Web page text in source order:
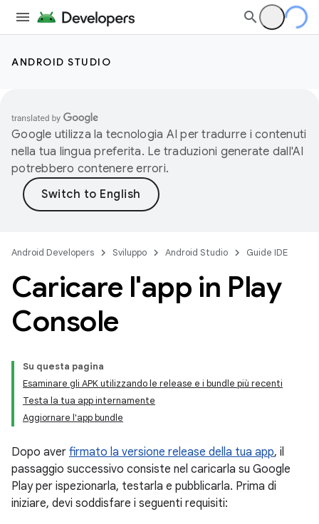
ANDROID STUDIO
Google utilizza la tecnologia AI per tradurre i contenuti
nella tua lingua preferita. Le traduzioni generate dall'AI
potrebbero contenere errori.
Android Developers Sviluppo Android Studio Guide IDE
Caricare l'app in Play
Console
Su questa pagina
Esaminare gli APK utilizzando le release e i bundle più recenti
Testa la tua app internamente
Aggiornare l'app bundle
Dopo aver firmato la versione release della tua app, il
passaggio successivo consiste nel caricarla su Google
Play per ispezionarla, testarla e pubblicarla. Prima di
iniziare, devi soddisfare i seguenti requisiti: